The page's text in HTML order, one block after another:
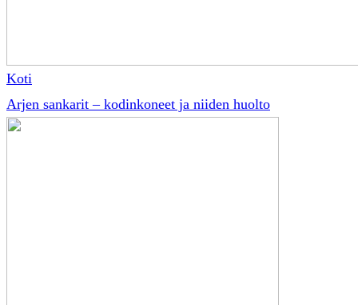
Koti
Arjen sankarit – kodinkoneet ja niiden huolto